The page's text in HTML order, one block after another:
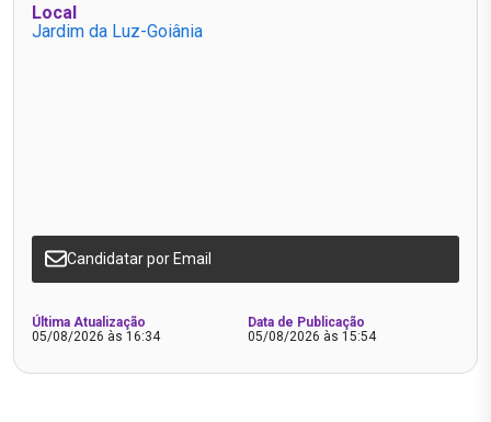
Local
Jardim da Luz-Goiânia
Candidatar por Email
Última Atualização
05/08/2026 às 16:34
Data de Publicação
05/08/2026 às 15:54